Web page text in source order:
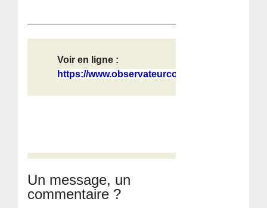
Voir en ligne :
https://www.observateurcontinental....
Un message, un
commentaire ?